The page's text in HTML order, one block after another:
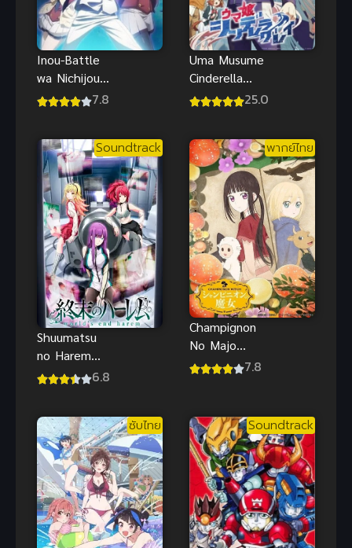
Inou-Battle
wa Nichijou-
kei no Naka
ธรรมชาติ
7.8
Uma Musume
Cinderella
Gray ซับไทย25.0
Soundtrack
Shuumatsu
no Harem
อวสานฮาเร็ม
6.8
พากย์ไทย
Champignon
No Majo
แชมปิญอง7.8
ซับไทย Soundtrack